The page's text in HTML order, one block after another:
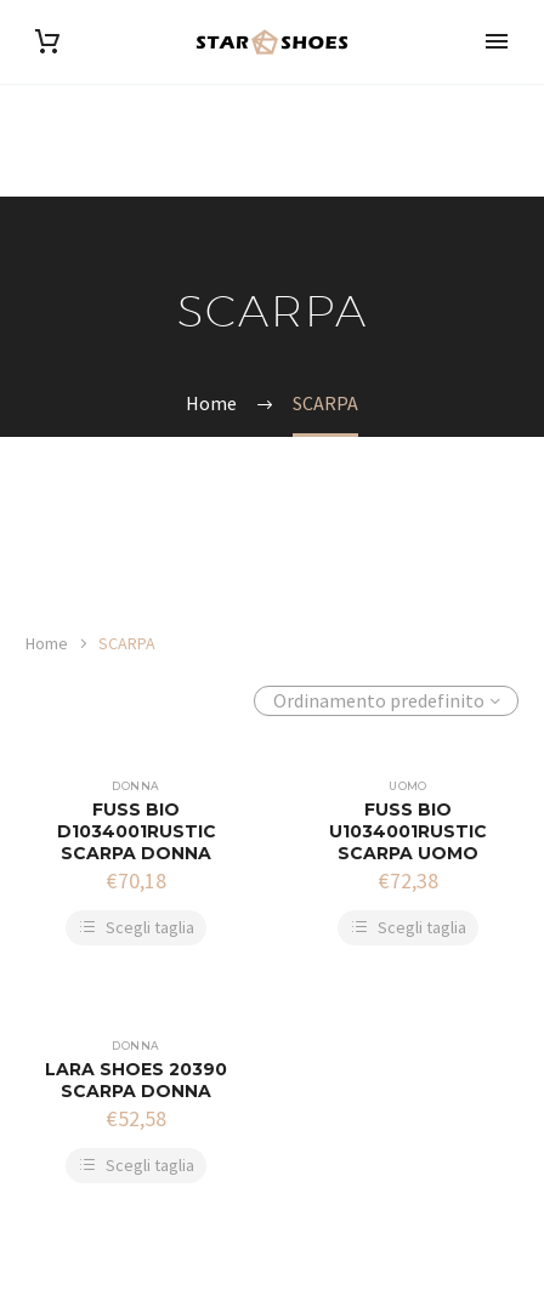
SCARPA
Home SCARPA
Home SCARPA
Ordinamento predefinito
DONNA
FUSS BIO
D1034001RUSTIC
SCARPA DONNA
€70,18
Scegli taglia
UOMO
FUSS BIO
U1034001RUSTIC
SCARPA UOMO
€72,38
Scegli taglia
DONNA
LARA SHOES 20390
SCARPA DONNA
€52,58
Scegli taglia